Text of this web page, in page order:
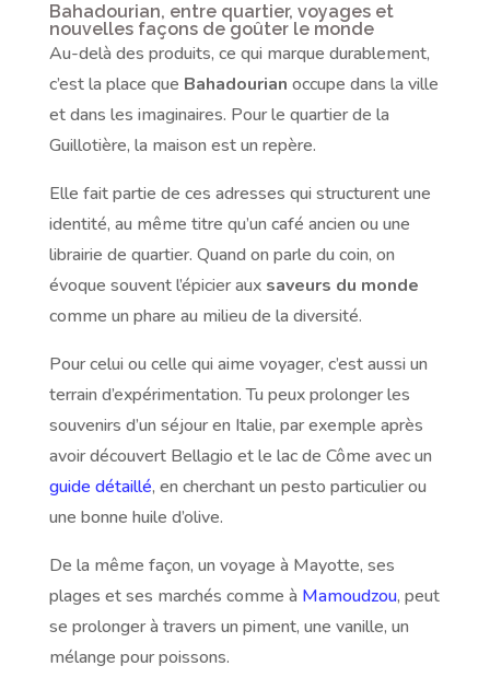
Bahadourian, entre quartier, voyages et
nouvelles façons de goûter le monde
Au-delà des produits, ce qui marque durablement,
c’est la place que Bahadourian occupe dans la ville
et dans les imaginaires. Pour le quartier de la
Guillotière, la maison est un repère.
Elle fait partie de ces adresses qui structurent une
identité, au même titre qu’un café ancien ou une
librairie de quartier. Quand on parle du coin, on
évoque souvent l’épicier aux saveurs du monde
comme un phare au milieu de la diversité.
Pour celui ou celle qui aime voyager, c’est aussi un
terrain d’expérimentation. Tu peux prolonger les
souvenirs d’un séjour en Italie, par exemple après
avoir découvert Bellagio et le lac de Côme avec un
guide détaillé, en cherchant un pesto particulier ou
une bonne huile d’olive.
De la même façon, un voyage à Mayotte, ses
plages et ses marchés comme à Mamoudzou, peut
se prolonger à travers un piment, une vanille, un
mélange pour poissons.